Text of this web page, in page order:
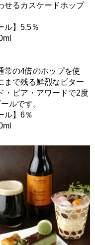
せるカスケードホップ
ル】5.5％
常の4倍のホップを使
まで残る鮮烈なビター
・ビア・アワードで2度
ルです。
ル】6％